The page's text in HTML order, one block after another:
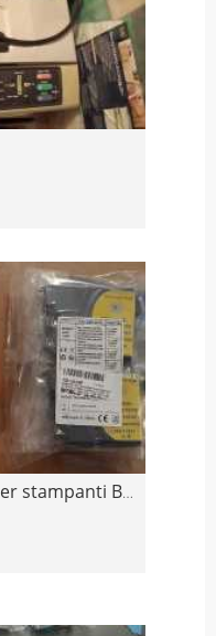
Cartucce di inchiostro per stampanti Brother (Grat